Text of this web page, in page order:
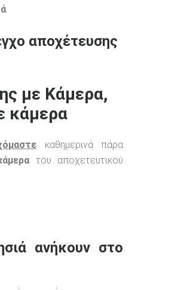
.
αποχέτευσης
με Κάμερα,
κάμερα
καθημερινά πάρα
του αποχετευτικού
ανήκουν στο